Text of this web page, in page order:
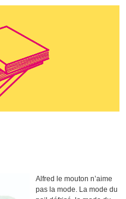
Alfred le mouton n’aime
pas la mode. La mode du